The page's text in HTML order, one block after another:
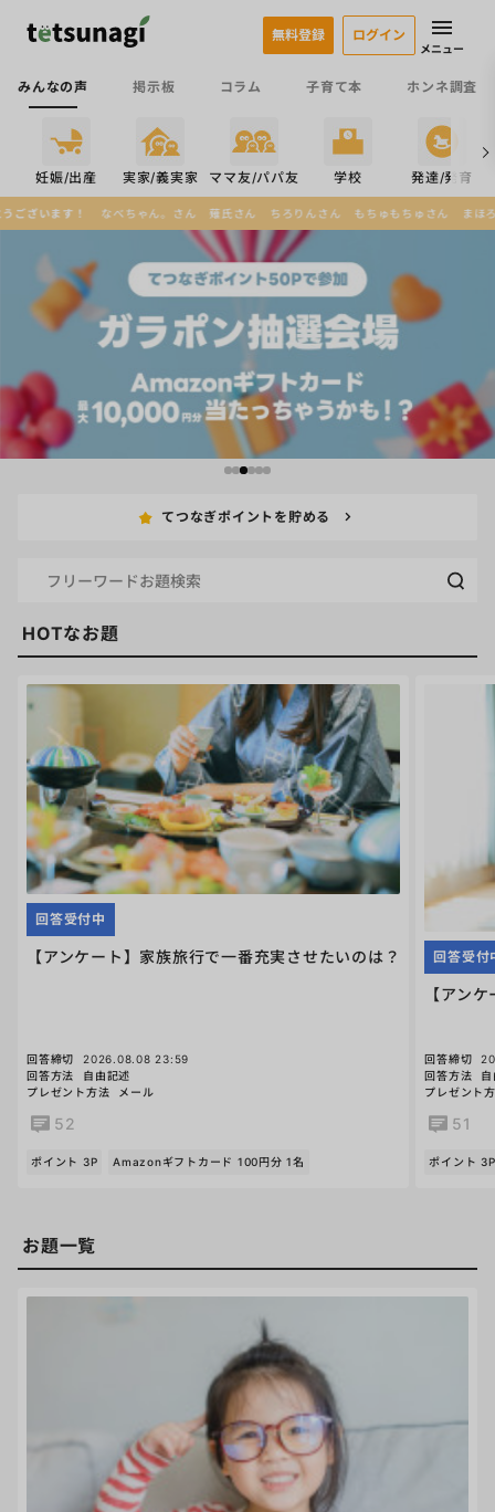
みんなの声 掲示板 コラム 子育て本 ホンネ調査
無料登録 ログイン
メニュー
妊娠/出産 実家/義実家 ママ友/パパ友 学校 発達/発育
ちゃん。さん 薙氏さん ちろりんさん もちゅもちゅさん まほろばさん あっきーさん
てつなぎポイントを貯める
HOTなお題
【アンケート】家族旅行で一番充実させたいのは？
回答受付中
回答締切
2026.08.08 23:59
回答方法
自由記述
プレゼント方法
メール
52
ポイント 3P Amazonギフトカード 100円分 1名
【アン
回答受付
回答締切
回答方法
プレゼント
51
ポイント 3P
お題一覧